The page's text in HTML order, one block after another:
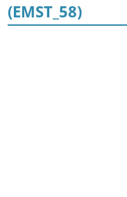
(EMST_58)